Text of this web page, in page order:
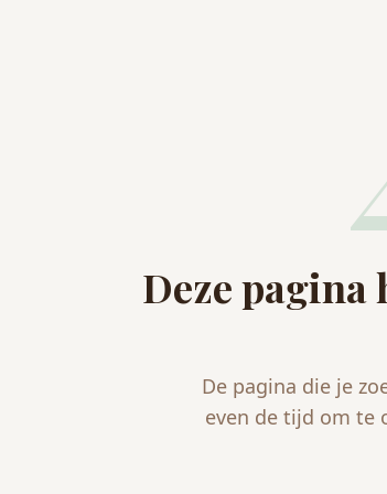
Deze pagina
De pagina die je
even de tijd om te